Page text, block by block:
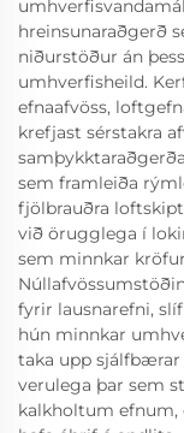
hreinsunaraðgerð
niðurstöður án
umhverfisheild.
efnaafvöss,
krefjast sérstakra
sem framleiða
fjölbrauðra
við örugglega í
sem minnkar
fyrir lausnarefni,
hún minnkar
taka upp
verulega þar sem
kalkholtum